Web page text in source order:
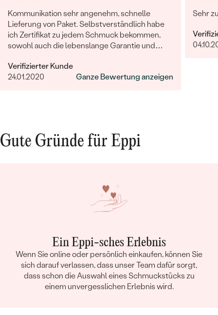
ANSEHEN
Kommunikation sehr angenehm, schnelle
Lieferung von Paket. Selbstverständlich habe
ich Zertifikat zu jedem Schmuck bekommen,
sowohl auch die lebenslange Garantie und
NICHTS MEHR HINZUZUFÜGEN, NUR DANKE....
Verifizierter Kunde
24.01.2020
Ganze Bewertung anzeigen
Sehr
Gute Gründe für Eppi
Ein Eppi-sches Erlebnis
Wenn Sie online oder persönlich einkaufen, können Sie
sich darauf verlassen, dass unser Team dafür sorgt,
dass schon die Auswahl eines Schmuckstücks zu
einem unvergesslichen Erlebnis wird.